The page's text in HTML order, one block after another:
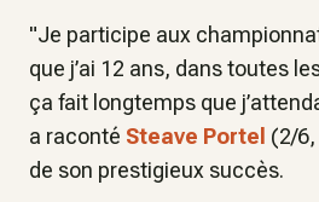
"Je participe aux
que j’ai 12 ans, dans toutes
ça fait longtemps que
a raconté Steave Portel (2/
de son prestigieux succès.